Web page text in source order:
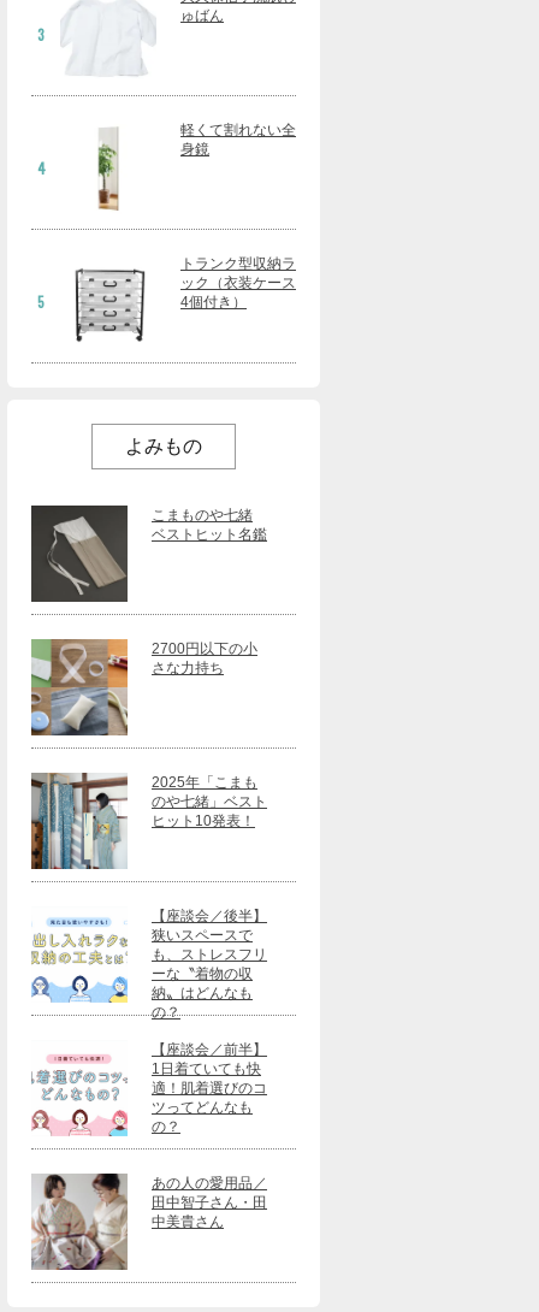
3
ゅばん
4
軽くて割れない全
身鏡
5
トランク型収納ラ
ック（衣装ケース
4個付き）
よみもの
こまものや七緒
ベストヒット名鑑
2700円以下の小
さな力持ち
2025年「こまも
のや七緒」ベスト
ヒット10発表！
【座談会／後半】
狭いスペースで
も、ストレスフリ
ーな〝着物の収
納〟はどんなも
の？
【座談会／前半】
1日着ていても快
適！肌着選びのコ
ツってどんなも
の？
あの人の愛用品／
田中智子さん・田
中美貴さん